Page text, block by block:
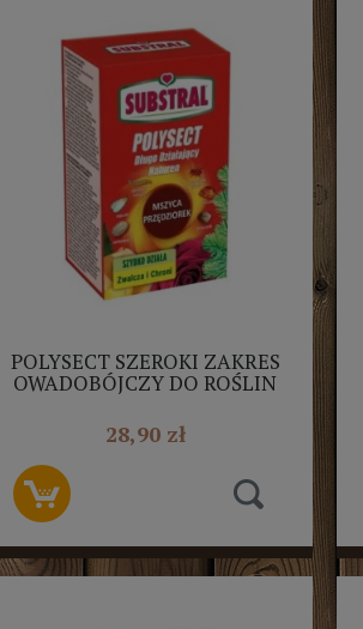
POLYSECT SZEROKI ZAKRES
OWADOBÓJCZY DO ROŚLIN
SUBSTRAL
28,90 zł